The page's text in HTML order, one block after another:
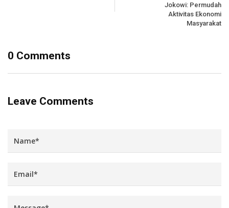
Jokowi: Permudah
Aktivitas Ekonomi
Masyarakat
0 Comments
Leave Comments